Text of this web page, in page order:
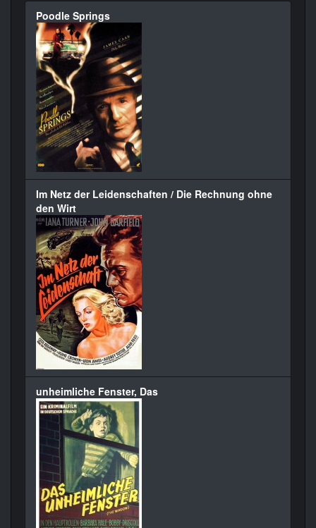
Poodle Springs
Im Netz der Leidenschaften / Die Rechnung ohne
den Wirt
unheimliche Fenster, Das